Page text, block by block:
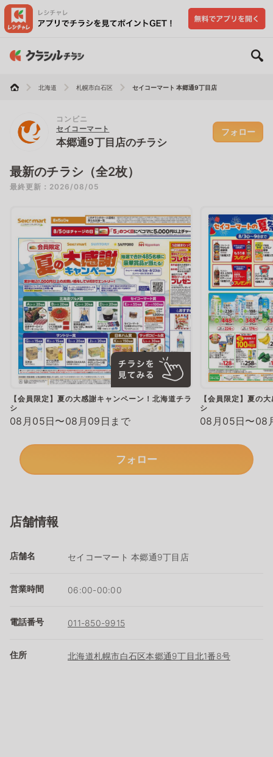
北海道 札幌市白石区 セイコーマート 本郷通9丁目店
コンビニ
セイコーマート
本郷通9丁目店のチラシ
フォロー
最新のチラシ（全2枚）
最終更新：2026/08/05
【会員限定】夏の大感謝キャンペーン！北海道チラ
シ
08月05日〜08月09日まで
【会員限定】夏の
シ
08月05日〜08
フォロー
店舗情報
店舗名 セイコーマート 本郷通9丁目店
営業時間 06:00-00:00
電話番号 011-850-9915
住所 北海道札幌市白石区本郷通9丁目北1番8号